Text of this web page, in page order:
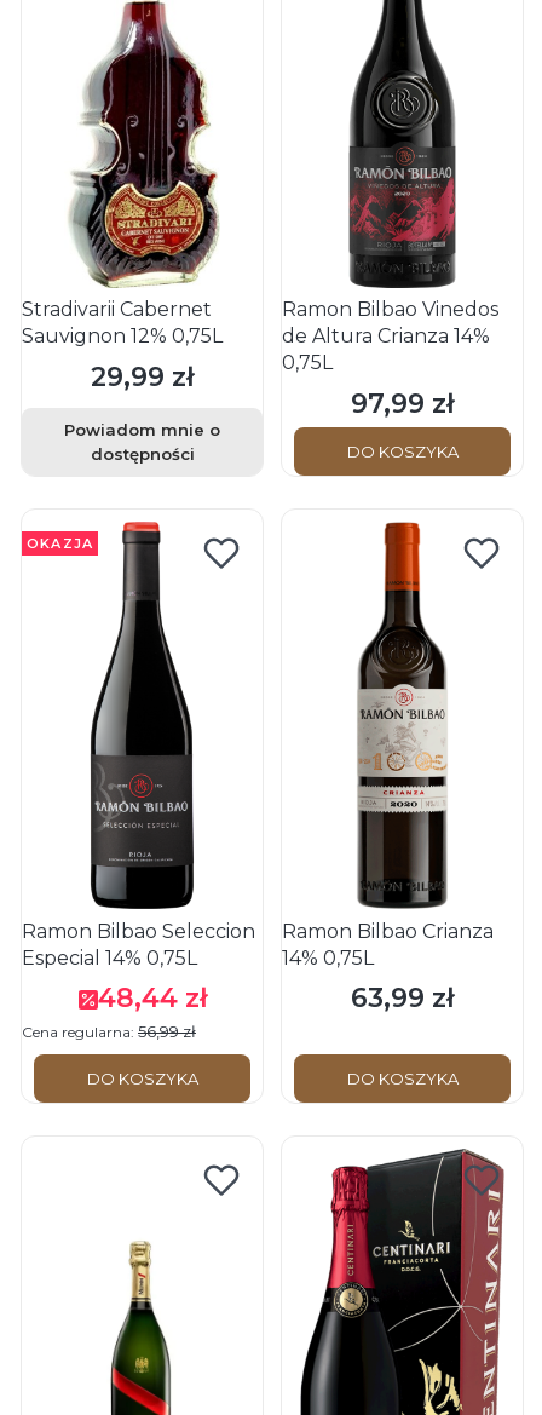
Stradivarii Cabernet
Sauvignon 12% 0,75L
Cena
29,99 zł
Powiadom mnie o
dostępności
Ramon Bilbao Vinedos
de Altura Crianza 14%
0,75L
Cena
97,99 zł
DO KOSZYKA
OKAZJA
Ramon Bilbao Seleccion
Especial 14% 0,75L
Cena promocyjna
48,44 zł
Cena regularna: 56,99 zł
DO KOSZYKA
Ramon Bilbao Crianza
14% 0,75L
Cena
63,99 zł
DO KOSZYKA